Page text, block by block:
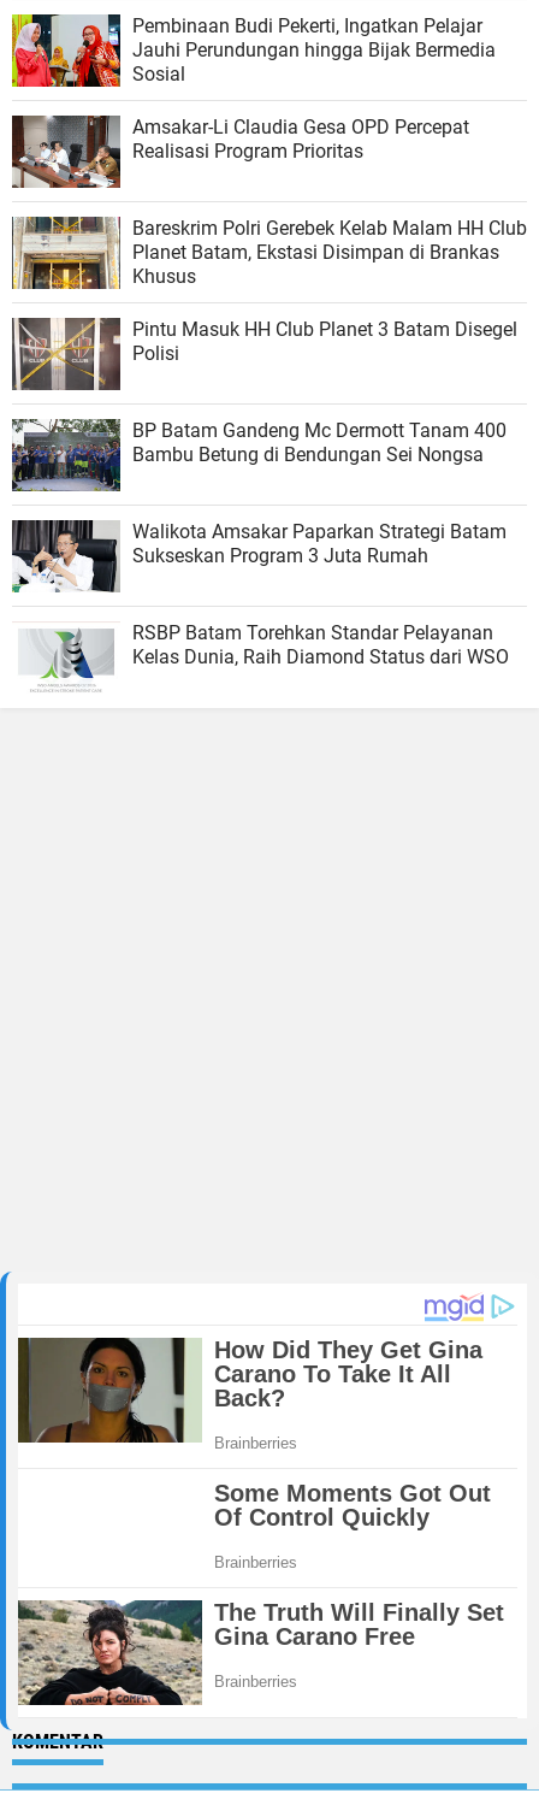
Pembinaan Budi Pekerti, Ingatkan Pelajar
Jauhi Perundungan hingga Bijak Bermedia
Sosial
Amsakar-Li Claudia Gesa OPD Percepat
Realisasi Program Prioritas
Bareskrim Polri Gerebek Kelab Malam HH Club
Planet Batam, Ekstasi Disimpan di Brankas
Khusus
Pintu Masuk HH Club Planet 3 Batam Disegel
Polisi
BP Batam Gandeng Mc Dermott Tanam 400
Bambu Betung di Bendungan Sei Nongsa
Walikota Amsakar Paparkan Strategi Batam
Sukseskan Program 3 Juta Rumah
RSBP Batam Torehkan Standar Pelayanan
Kelas Dunia, Raih Diamond Status dari WSO
KOMENTAR